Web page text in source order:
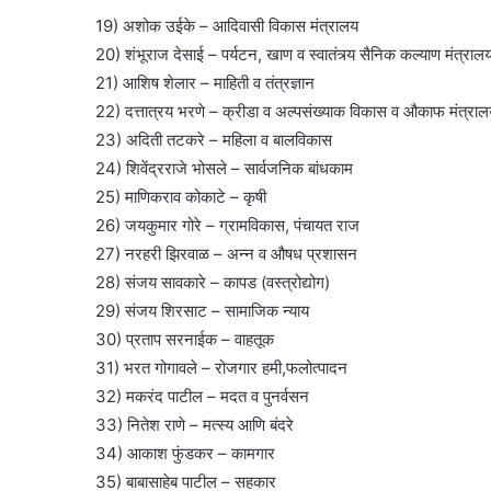
19) अशोक उईके – आदिवासी विकास मंत्रालय
20) शंभूराज देसाई – पर्यटन, खाण व स्वातंत्र्य सैनिक कल्याण
21) आशिष शेलार – माहिती व तंत्रज्ञान
22) दत्तात्रय भरणे – क्रीडा व अल्पसंख्याक विकास व औकाफ
23) अदिती तटकरे – महिला व बालविकास
24) शिवेंद्रराजे भोसले – सार्वजनिक बांधकाम
25) माणिकराव कोकाटे – कृषी
26) जयकुमार गोरे – ग्रामविकास, पंचायत राज
27) नरहरी झिरवाळ – अन्न व औषध प्रशासन
28) संजय सावकारे – कापड (वस्त्रोद्योग)
29) संजय शिरसाट – सामाजिक न्याय
30) प्रताप सरनाईक – वाहतूक
31) भरत गोगावले – रोजगार हमी,फलोत्पादन
32) मकरंद पाटील – मदत व पुनर्वसन
33) नितेश राणे – मत्स्य आणि बंदरे
34) आकाश फुंडकर – कामगार
35) बाबासाहेब पाटील – सहकार